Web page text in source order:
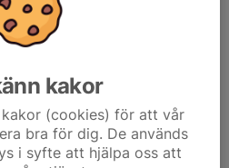
kakor
(cookies) för att vår
bra för dig. De används
i syfte att hjälpa oss att